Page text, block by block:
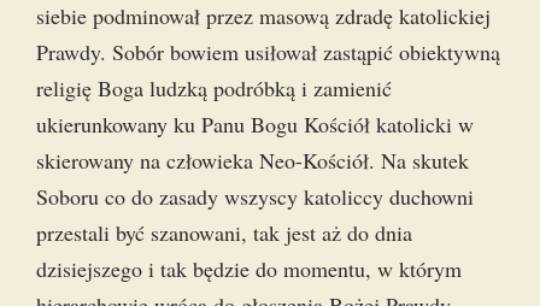
siebie podminował przez masową zdradę katolickiej
Prawdy. Sobór bowiem usiłował zastąpić obiektywną
religię Boga ludzką podróbką i zamienić
ukierunkowany ku Panu Bogu Kościół katolicki w
skierowany na człowieka Neo-Kościół. Na skutek
Soboru co do zasady wszyscy katoliccy duchowni
przestali być szanowani, tak jest aż do dnia
dzisiejszego i tak będzie do momentu, w którym